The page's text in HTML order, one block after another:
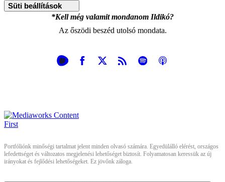
Süti beállítások
*Kell még valamit mondanom Ildikó?
Az őszödi beszéd utolsó mondata.
Portfóliónk minőségi tartalmat jelent minden olvasó számára. Egyedülálló elérést, országos
lefedettséget és változatos megjelenési lehetőséget biztosít. Folyamatosan keressük az új
irányokat és fejlődési lehetőségeket. Ez jövőnk záloga.